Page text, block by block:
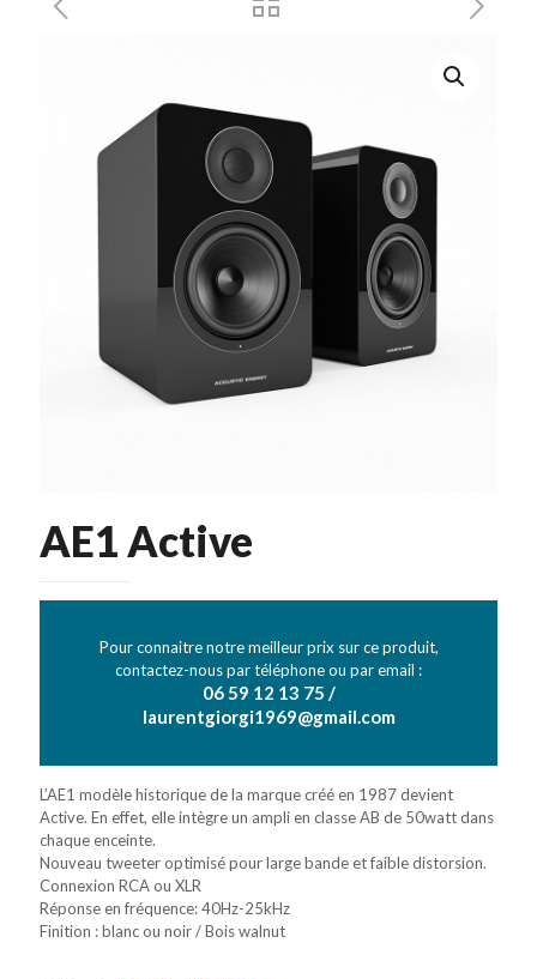
AE1 Active
Pour connaitre notre meilleur prix sur ce produit,
contactez-nous par téléphone ou par email :
06 59 12 13 75 /
laurentgiorgi1969@gmail.com
L’AE1 modèle historique de la marque créé en 1987 devient
Active. En effet, elle intègre un ampli en classe AB de 50watt dans
chaque enceinte.
Nouveau tweeter optimisé pour large bande et faible distorsion.
Connexion RCA ou XLR
Réponse en fréquence: 40Hz-25kHz
Finition : blanc ou noir / Bois walnut